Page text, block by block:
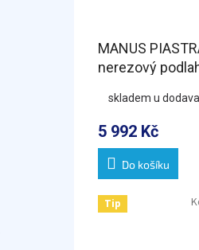
MANUS
nerezový
dlažbu, L-1050,
skladem u
5 992 Kč
Do košíku
Tip